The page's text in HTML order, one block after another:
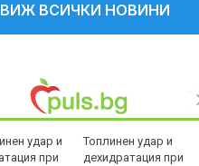
ВИЖ ВСИЧКИ НОВИНИ
Топлинен удар и
дехидратация при